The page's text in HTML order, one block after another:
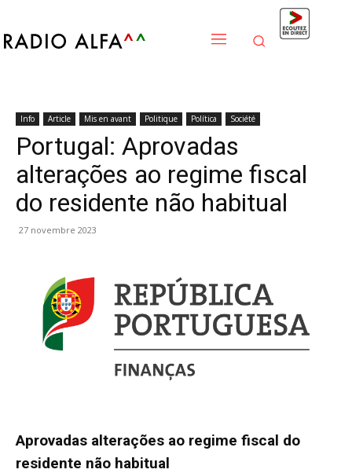
Info Article Mis en avant Politique Política Société
Portugal: Aprovadas
alterações ao regime fiscal
do residente não habitual
27 novembre 2023
Aprovadas alterações ao regime fiscal do
residente não habitual